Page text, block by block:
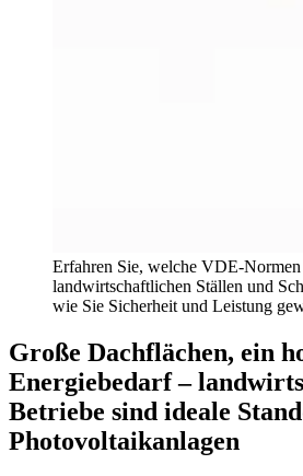
Erfahren Sie, welche VDE-
landwirtschaftlichen Ställen und
wie Sie Sicherheit und Leistung
Große Dachflächen, ein
Energiebedarf –
Betriebe sind ideale
Photovoltaikanlagen